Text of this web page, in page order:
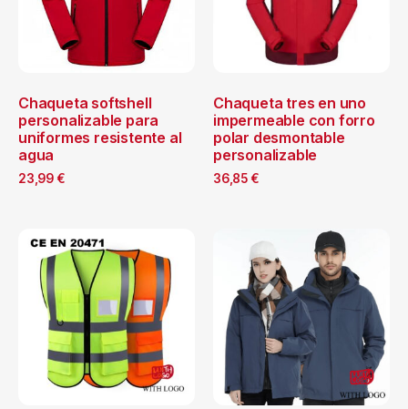
Chaqueta softshell
personalizable para
uniformes resistente al
agua
23,99 €
Chaqueta tres en uno
impermeable con forro
polar desmontable
personalizable
36,85 €